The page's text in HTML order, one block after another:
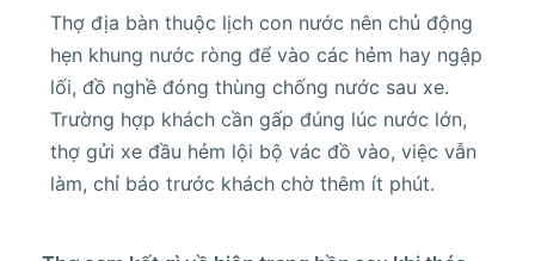
Thợ địa bàn thuộc lịch con nước nên chủ động
hẹn khung nước ròng để vào các hẻm hay ngập
lối, đồ nghề đóng thùng chống nước sau xe.
Trường hợp khách cần gấp đúng lúc nước lớn,
thợ gửi xe đầu hẻm lội bộ vác đồ vào, việc vẫn
làm, chỉ báo trước khách chờ thêm ít phút.